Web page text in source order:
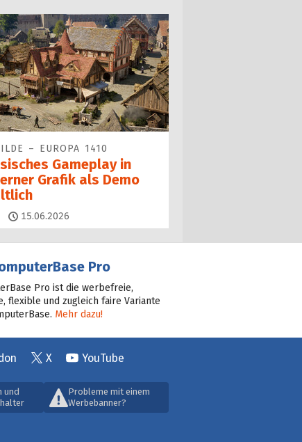
– EUROPA 1410
Gameplay in
Grafik als Demo
Kommentare
15.06.2026
Pro
Pro ist die werbefreie,
flexible und zugleich faire Variante
Mehr dazu!
X YouTube
und
Probleme mit einem
Werbebanner?